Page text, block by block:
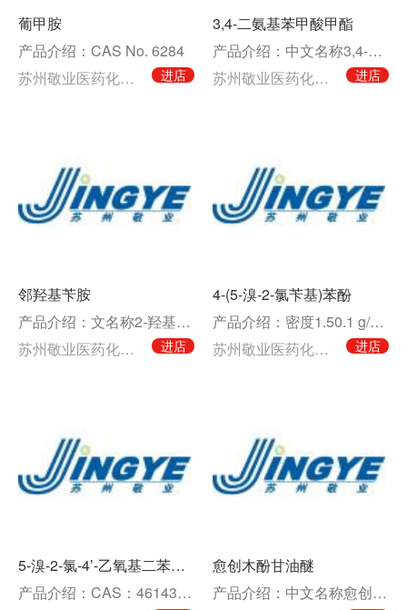
葡甲胺
产品介绍：CAS No. 6284
苏州敬业医药化工有限公司
进店
3,4-二氨基苯甲酸甲酯
产品介绍：中文名称3,4-二氨基苯甲酸甲酯英文名称Methyl 3,4-diaminobe
苏州敬业医药化工有限公司
进店
邻羟基苄胺
产品介绍：文名称2-羟基苄胺英文名称2-Hydroxybenzylamine中文别名邻羟基
苏州敬业医药化工有限公司
进店
4-(5-溴-2-氯苄基)苯酚
产品介绍：密度1.50.1 g/cm3沸点401.335.0 C at 760 mm
苏州敬业医药化工有限公司
进店
5-溴-2-氯-4’-乙氧基二苯甲烷
产品介绍：CAS：461432-23-5分子式：C15H14BrClO分子量：325.62
愈创木酚甘油醚
产品介绍：中文名称愈创甘油醚英文名称3-(2-Methoxyphenoxy)-1,2-pr